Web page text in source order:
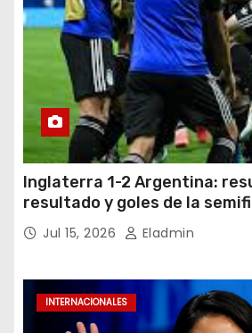
Inglaterra 1-2 Argentina:
resultado y goles de la
2026Jul 15, 2026 Eladmin
INTERNACIONALES